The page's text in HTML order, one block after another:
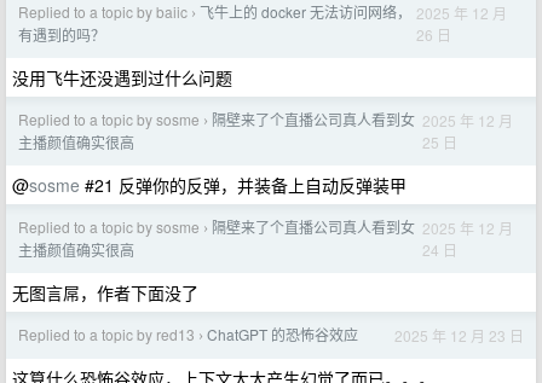
Replied to a topic by baiic › 飞牛上的 docker 无法访问网络，
有遇到的吗？
2025 年 12 月
26 日
没用飞牛还没遇到过什么问题
Replied to a topic by sosme › 隔壁来了个直播公司真人看到女
主播颜值确实很高
2025 年 12 月
25 日
@sosme #21 反弹你的反弹，并装备上自动反弹装甲
Replied to a topic by sosme › 隔壁来了个直播公司真人看到女
主播颜值确实很高
2025 年 12 月
24 日
无图言屌，作者下面没了
Replied to a topic by red13 › ChatGPT 的恐怖谷效应 2025 年 12 月 23 日
这算什么恐怖谷效应，上下文太大产生幻觉了而已。。。